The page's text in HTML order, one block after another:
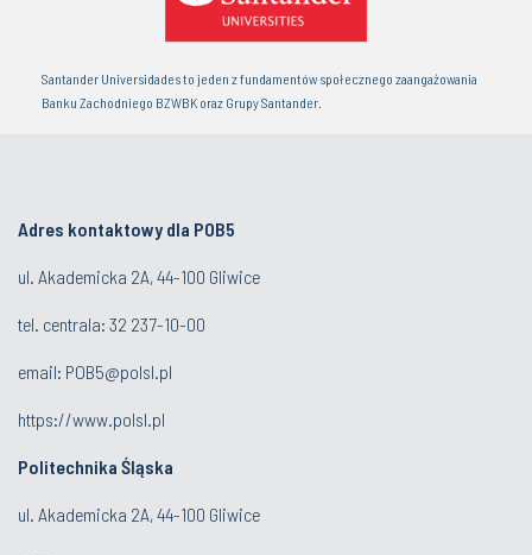
Santander Universidades to jeden z fundamentów społecznego zaangażowania
Banku Zachodniego BZWBK oraz Grupy Santander.
Adres kontaktowy dla POB5
ul. Akademicka 2A, 44-100 Gliwice
tel. centrala: 32 237-10-00
email: POB5@polsl.pl
https://www.polsl.pl
Politechnika Śląska
ul. Akademicka 2A, 44-100 Gliwice